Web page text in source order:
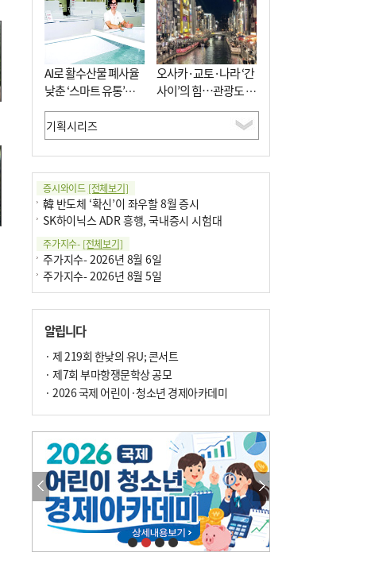
AI로 활수산물 폐사율
낮춘 ‘스마트 유통’…
사막·산악지대 수출
도전
오사카·교토·나라 ‘간
사이’의 힘…관광도 뭉
쳐야 흥한다
증시와이드 [전체보기]
韓 반도체 ‘확신’이 좌우할 8월 증시
SK하이닉스 ADR 흥행, 국내증시 시험대
주가지수- [전체보기]
주가지수- 2026년 8월 6일
주가지수- 2026년 8월 5일
알립니다
· 제 219회 한낮의 유U; 콘서트
· 제7회 부마항쟁문학상 공모
· 2026 국제 어린이·청소년 경제아카데미